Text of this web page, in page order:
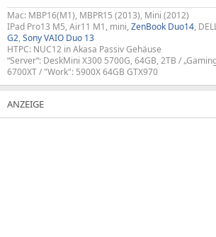
Mac: MBP16(M1), MBPR15 (2013), Mini (2012)
IPad Pro13 M5, Air11 M1, mini, ZenBook Duo14,
G2, Sony VAIO Duo 13
HTPC: NUC12 in Akasa Passiv Gehäuse
“Server“: DeskMini X300 5700G, 64GB, 2TB /
6700XT / "Work": 5900X 64GB GTX970